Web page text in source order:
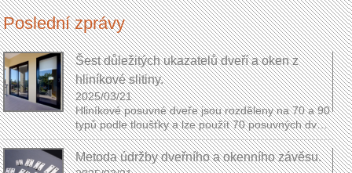
Poslední zprávy
Šest důležitých ukazatelů dveří a oken z
hliníkové slitiny.
2025/03/21
Hliníkové posuvné dveře jsou rozděleny na 70 a 90
typů podle tloušťky a lze použít 70 posuvných dveří
ve vnitřních pokojích. Čísla zde představují číslo ...
Metoda údržby dveřního a okenního závěsu.